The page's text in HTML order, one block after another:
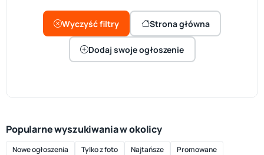
Wyczyść filtry Strona główna
Dodaj swoje ogłoszenie
Popularne wyszukiwania w okolicy
Nowe ogłoszenia Tylko z foto Najtańsze Promowane